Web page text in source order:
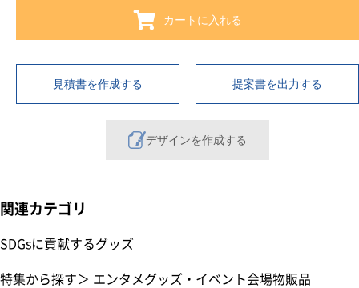
カートに入れる
見積書を作成する 提案書を出力する
デザインを作成する
関連カテゴリ
SDGsに貢献するグッズ
特集から探す＞ エンタメグッズ・イベント会場物販品